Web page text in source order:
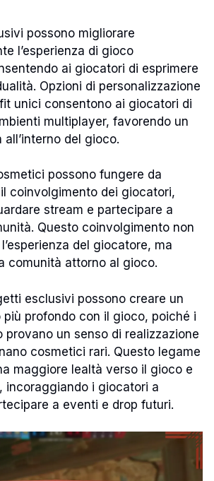
possono migliorare
l’esperienza di gioco
ai giocatori di esprimere
Opzioni di personalizzazione
unici consentono ai giocatori di
multiplayer, favorendo un
del gioco.
possono fungere da
coinvolgimento dei giocatori,
stream e partecipare a
Questo coinvolgimento non
del giocatore, ma
comunità attorno al gioco.
esclusivi possono creare un
profondo con il gioco, poiché i
provano un senso di realizzazione
cosmetici rari. Questo legame
maggiore lealtà verso il gioco e
incoraggiando i giocatori a
a eventi e drop futuri.